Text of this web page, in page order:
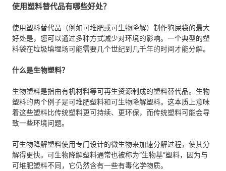
使用塑料替代品有哪些好处？
使用塑料替代品（例如可堆肥或可生物降解）制作狗屎袋的最大
好处是，您可以通过多种方式减少对环境的影响。一个典型的塑
料袋在垃圾填埋场可能需要几个世纪到几千年的时间才能分解。
什么是生物塑料？
生物塑料是指由有机材料等可再生资源制成的塑料替代品。生物
塑料的两个例子是可堆肥塑料和可生物降解塑料。这本质上意味
着这些塑料比传统塑料更可持续、更环保，而传统塑料可能会导
致一些环境问题。
可生物降解塑料使用专门设计的微生物来加速分解过程，使其分
解得更快。可生物降解塑料通常也被称为“生物基”塑料，因为与
可堆肥塑料不同，它仍然含有一些有毒化学物质。